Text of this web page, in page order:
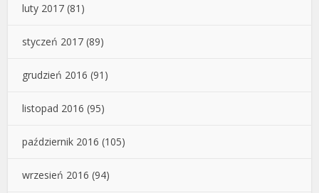
luty 2017 (81)
styczeń 2017 (89)
grudzień 2016 (91)
listopad 2016 (95)
październik 2016 (105)
wrzesień 2016 (94)